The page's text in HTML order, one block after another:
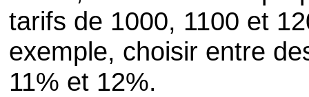
tarifs de 1000, 1100 et
exemple, choisir entre
11% et 12%.